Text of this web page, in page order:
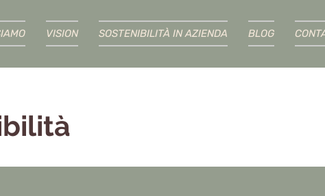
VISION SOSTENIBILITÀ IN AZIENDA BLOG